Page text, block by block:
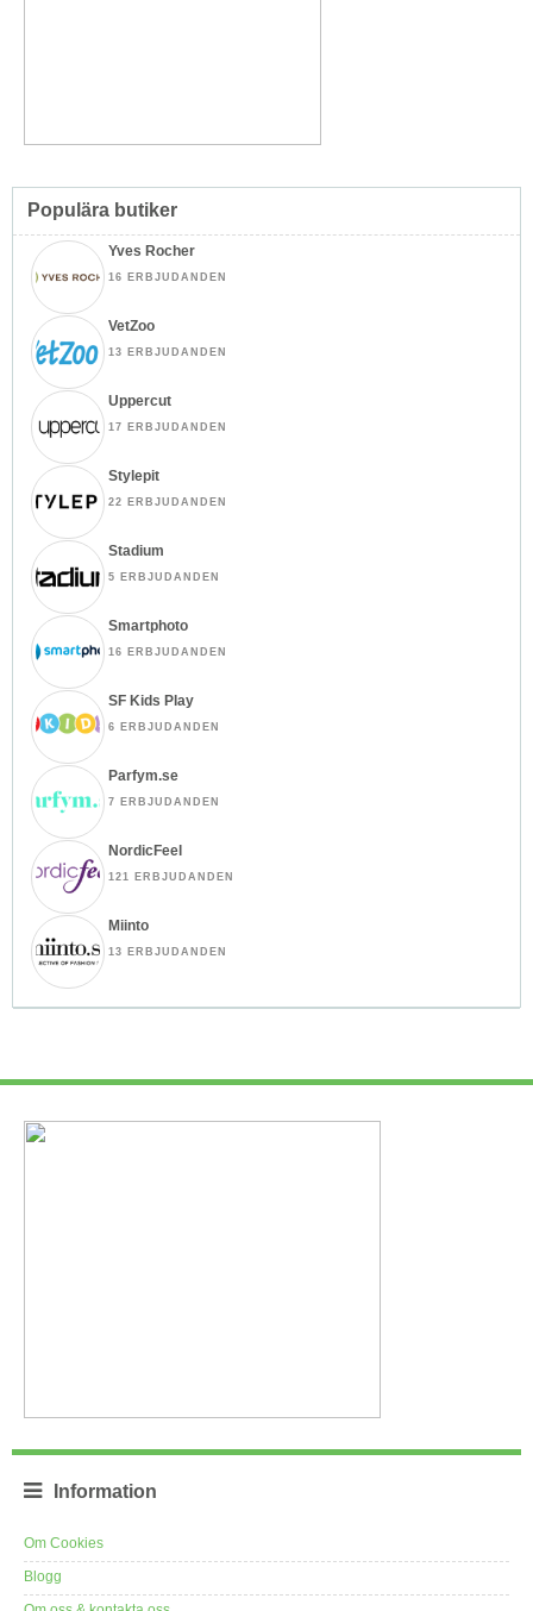
Populära butiker
Yves Rocher
16 ERBJUDANDEN
VetZoo
13 ERBJUDANDEN
Uppercut
17 ERBJUDANDEN
Stylepit
22 ERBJUDANDEN
Stadium
5 ERBJUDANDEN
Smartphoto
16 ERBJUDANDEN
SF Kids Play
6 ERBJUDANDEN
Parfym.se
7 ERBJUDANDEN
NordicFeel
121 ERBJUDANDEN
Miinto
13 ERBJUDANDEN
Information
Om Cookies
Blogg